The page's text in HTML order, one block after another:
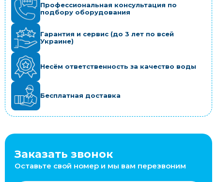
Профессиональная консультация по
подбору оборудования
Гарантия и сервис (до 3 лет по всей
Украине)
Несём ответственность за качество воды
Бесплатная доставка
Заказать звонок
Оставьте свой номер и мы вам перезвоним